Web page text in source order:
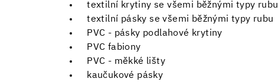
textilní krytiny se všemi běžnými typy rubu
textilní pásky se všemi běžnými typy rubu
PVC - pásky podlahové krytiny
PVC fabiony
PVC - měkké lišty
kaučukové pásky